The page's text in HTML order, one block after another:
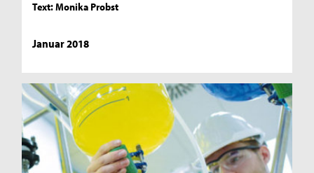
Text: Monika Probst
Januar 2018